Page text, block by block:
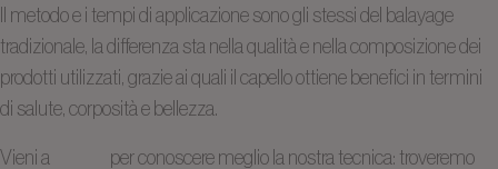
Il metodo e i tempi di applicazione sono gli stessi del balayage
tradizionale, la differenza sta nella qualità e nella composizione dei
prodotti utilizzati, grazie ai quali il capello ottiene benefici in termini
di salute, corposità e bellezza.
Vieni a
per conoscere meglio la nostra tecnica: troveremo